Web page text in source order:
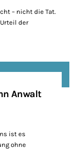
– nicht die Tat.
der
Anwalt
ist es
ohne